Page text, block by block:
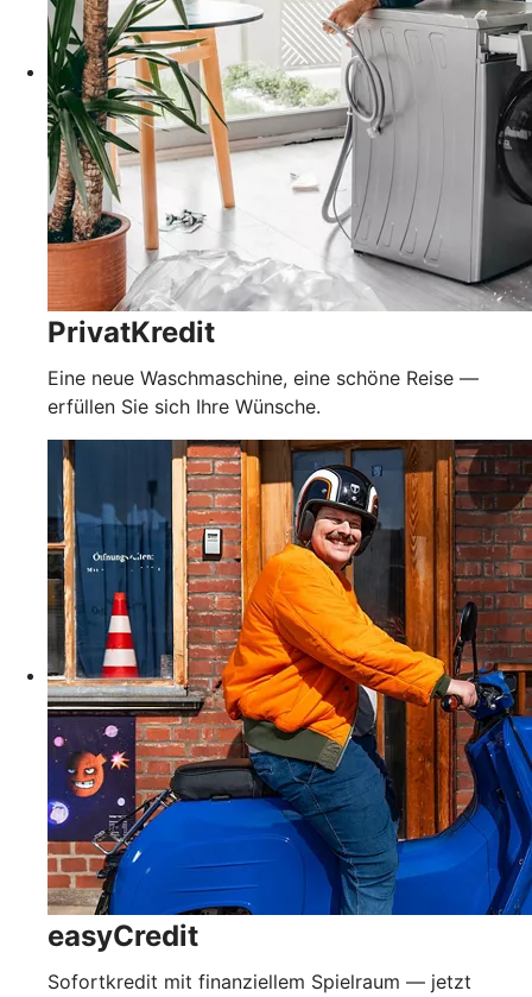
PrivatKredit
Eine neue Waschmaschine, eine schöne Reise —
erfüllen Sie sich Ihre Wünsche.
easyCredit
Sofortkredit mit finanziellem Spielraum — jetzt